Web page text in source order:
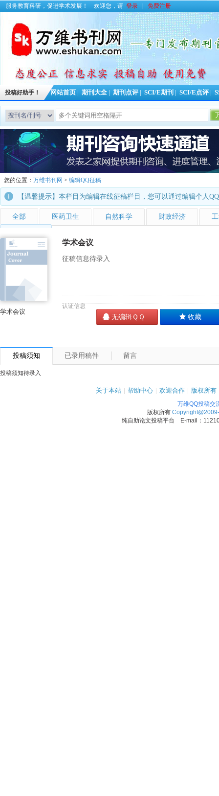
服务教育科研，促进学术发展！ 欢迎您，请 登录 免费注册
投稿好助手！ 网站首页 期刊大全 期刊点评 SCI/E期刊 SCI/E点评
您的位置： 万维书刊网 > 编辑QQ征稿
【温馨提示】本栏目为编辑在线征稿栏目，您可以通过编辑个人
全部 医药卫生 自然科学 财政经济
学术会议
学术会议
征稿信息待录入
认证信息
无编辑ＱＱ 收藏
投稿须知 已录用稿件 留言
投稿须知待录入
关于本站 | 帮助中心 | 欢迎合作 | 版权所有
万维QQ投稿交
版权所有
纯自助论文投稿平台 E-mail：